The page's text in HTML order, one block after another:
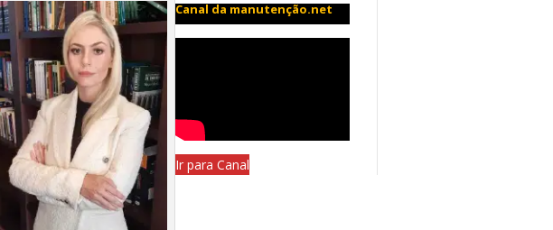
Canal da manutenção.net
Ir para Canal